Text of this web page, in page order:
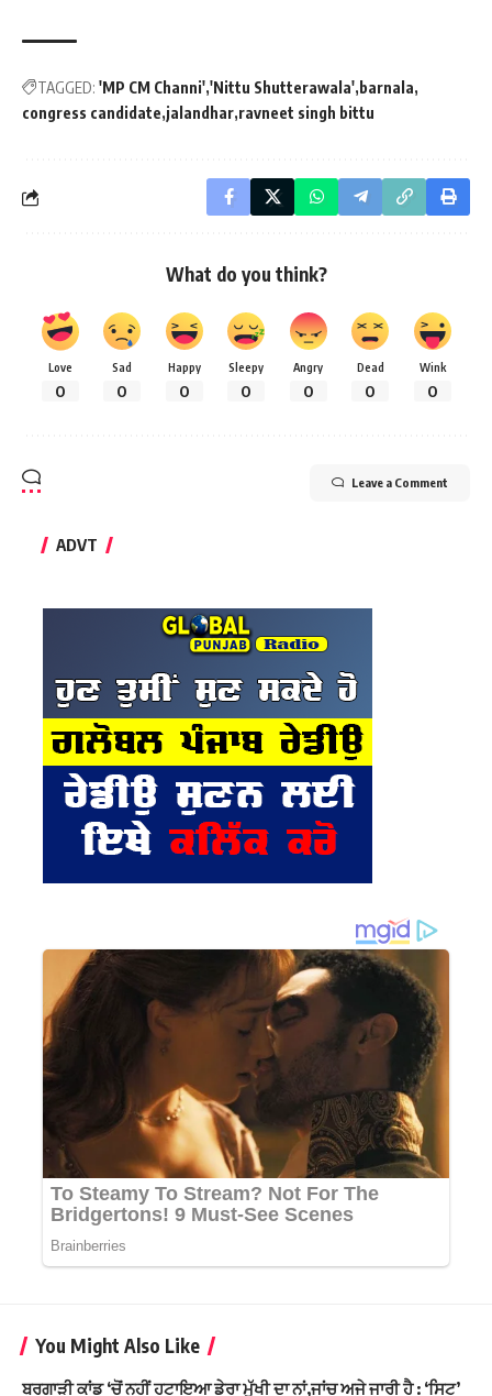
TAGGED: 'MP CM Channi' 'Nittu Shutterawala' barnala
congress candidate jalandhar ravneet singh bittu
What do you think?
Love
0
Sad
0
Happy
0
Sleepy
0
Angry
0
Dead
0
Wink
0
Leave a Comment
ADVT
You Might Also Like
ਬਰਗਾੜੀ ਕਾਂਡ ‘ਚੋਂ ਨਹੀਂ ਹਟਾਇਆ ਡੇਰਾ ਮੁੱਖੀ ਦਾ ਨਾਂ,ਜਾਂਚ ਅਜੇ ਜਾਰੀ ਹੈ : ‘ਸਿਟ’